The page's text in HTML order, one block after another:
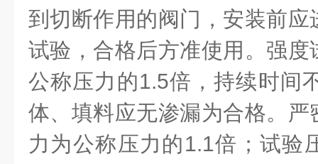
到切断作用的阀门，安装前
试验，合格后方准使用。强
公称压力的1.5倍，持续时间
体、填料应无渗漏为合格。
力为公称压力的1.1倍；试验